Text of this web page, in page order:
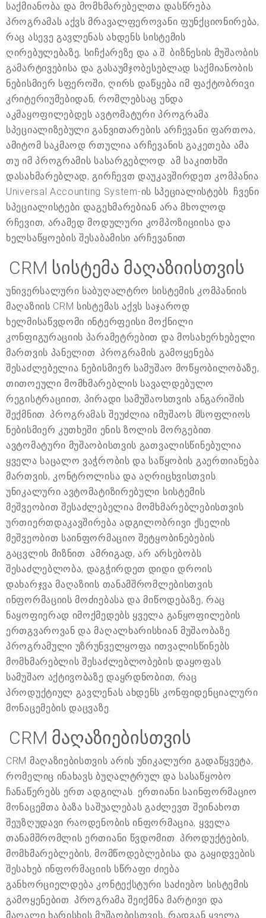
საქმიანობა და მომხმარებელთა დასწრება.
პროგრამას აქვს მრავალფეროვანი ფუნქციონირება,
რაც ასევე გავლენას ახდენს სისტემის
ღირებულებაზე, სიჩქარეზე და ა.შ. ბიზნესის მუშაობის
გამარტივებისა და გასაუმჯობესებლად საქმიანობის
ნებისმიერ სფეროში, ღირს დაწყება იმ ფაქტობრივი
კრიტერიუმებიდან, რომლებსაც უნდა
აკმაყოფილებდეს ავტომატური პროგრამა.
სპეციალიზებული განვითარების არჩევანი ფართოა,
ამიტომ საკმაოდ რთულია არჩევანის გაკეთება ამა
თუ იმ პროგრამის სასარგებლოდ. ამ საკითხში
დასახმარებლად, გირჩევთ დაუკავშირდეთ კომპანია
Universal Accounting System-ის სპეციალისტებს. ჩვენი
სპეციალისტები დაგეხმარებიან არა მხოლოდ
რჩევით, არამედ მოდულური კომპოზიციისა და
ხელსაწყოების შესაბამისი არჩევანით.
CRM სისტემა მაღაზიისთვის
უნივერსალური საბუღალტრო სისტემის კომპანიის
მაღაზიის CRM სისტემას აქვს საჯაროდ
ხელმისაწვდომი ინტერფეისი მოქნილი
კონფიგურაციის პარამეტრებით და მოსახერხებელი
მართვის პანელით. პროგრამის გამოყენება
შესაძლებელია ნებისმიერ სამუშაო მოწყობილობაზე,
თითოეული მომხმარებლის სავალდებულო
რეგისტრაციით, პირადი სამუშაოსთვის ანგარიშის
შექმნით. პროგრამას შეუძლია იმუშაოს მსოფლიოს
ნებისმიერ კუთხეში ენის ზოლის მორგებით.
ავტომატური მუშაობისთვის გათვალისწინებულია
ყველა საცალო ვაჭრობის და საწყობის გაერთიანება
მართვის, კონტროლისა და აღრიცხვისთვის.
უნიკალური ავტომატიზირებული სისტემის
მეშვეობით შესაძლებელია მომხმარებლებისთვის
ურთიერთდაკავშირება ადგილობრივი ქსელის
მეშვეობით საინფორმაციო შეტყობინებების
გაცვლის მიზნით. ამრიგად, არ არსებობს
შესაძლებლობა, დაგჭირდეთ დიდი დროის
დახარჯვა მაღაზიის თანამშრომლებისთვის
ინფორმაციის მოძიებასა და მიწოდებაზე, რაც
ნაყოფიერად იმოქმედებს ყველა განყოფილების
ერთგვაროვან და მაღალხარისხიან მუშაობაზე.
პროგრამული უზრუნველყოფა ითვალისწინებს
მომხმარებლის შესაძლებლობების დაყოფას
სამუშაო აქტივობაზე დაყრდნობით, რაც
პროდუქტიულ გავლენას ახდენს კონფიდენციალური
მონაცემების დაცვაზე.
CRM მაღაზიებისთვის
CRM მაღაზიებისთვის არის უნიკალური გადაწყვეტა,
რომელიც ინახავს ბუღალტრულ და სასაწყობო
ჩანაწერებს ერთ ადგილას. ერთიანი საინფორმაციო
მონაცემთა ბაზა საშუალებას გაძლევთ შეინახოთ
შეუზღუდავი რაოდენობის ინფორმაცია, ყველა
თანამშრომლის ერთიანი წვდომით. პროდუქტების,
მომხმარებლების, მომწოდებლებისა და გაყიდვების
შესახებ ინფორმაციის სწრაფი ძიება
განხორციელდება კონტექსტური საძიებო სისტემის
გამოყენებით. პროგრამა შეიქმნა მარტივი და
მაღალი ხარისხის მუშაობისთვის, რადგან ყველა